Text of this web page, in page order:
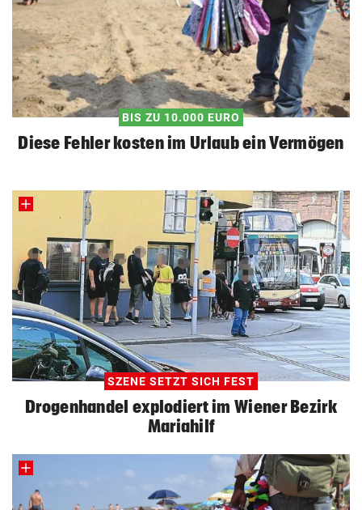
BIS ZU 10.000 EURO
Diese Fehler kosten im Urlaub ein Vermögen
SZENE SETZT SICH FEST
Drogenhandel explodiert im Wiener Bezirk
Mariahilf